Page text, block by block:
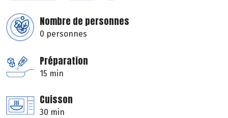
Nombre de personnes
0 personnes
Préparation
15 min
Cuisson
30 min